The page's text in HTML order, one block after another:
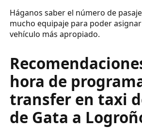
Háganos saber el número de
mucho equipaje para poder
vehículo más apropiado.
hora de
transfer en taxi
de Gata a